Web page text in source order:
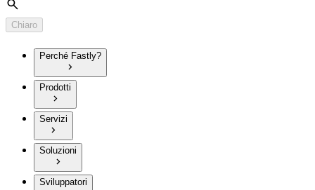
Cerca
Chiaro
Perché Fastly?
Prodotti
Servizi
Soluzioni
Sviluppatori